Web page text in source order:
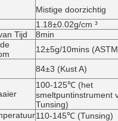
Mistige doorzichtig
1.18±0.02g/cm ³
Tijd
8min
12±5g/10mins
84±3 (Kust A)
100-125℃ (het
smeltpuntinstrument
Tunsing)
110-145℃ (Tunsing)